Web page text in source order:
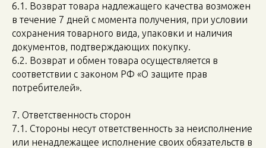
6.1. Возврат товара надлежащего качества возможен
в течение 7 дней с момента получения, при условии
сохранения товарного вида, упаковки и наличия
документов, подтверждающих покупку.
6.2. Возврат и обмен товара осуществляется в
соответствии с законом РФ «О защите прав
потребителей».
7. Ответственность сторон
7.1. Стороны несут ответственность за неисполнение
или ненадлежащее исполнение своих обязательств в